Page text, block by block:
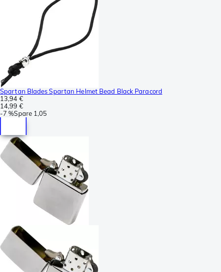
Spartan Blades Spartan Helmet Bead Black Paracord
13,94 €
14,99 €
-7 %Spare 1,05